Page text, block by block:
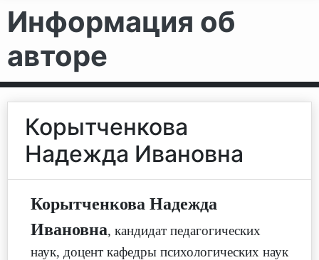
Информация об
авторе
Корытченкова
Надежда Ивановна
Корытченкова Надежда
Ивановна, кандидат педагогических
наук, доцент кафедры психологических наук